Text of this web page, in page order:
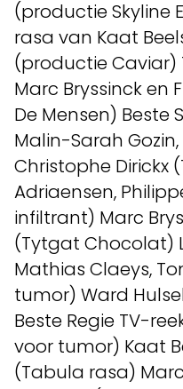
(productie Skyline
rasa van Kaat
(productie
Marc Bryssinck en
De Mensen) Beste
Malin-Sarah
Christophe Dirickx
Adriaensen,
infiltrant) Marc
(Tytgat Chocolat)
Mathias Claeys,
tumor) Ward
Beste Regie TV-
voor tumor) Kaat
(Tabula rasa) Marc